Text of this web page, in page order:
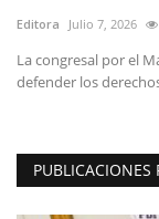
Editora Julio 7, 2026
La congresal por el
defender los
PUBLICACIONES